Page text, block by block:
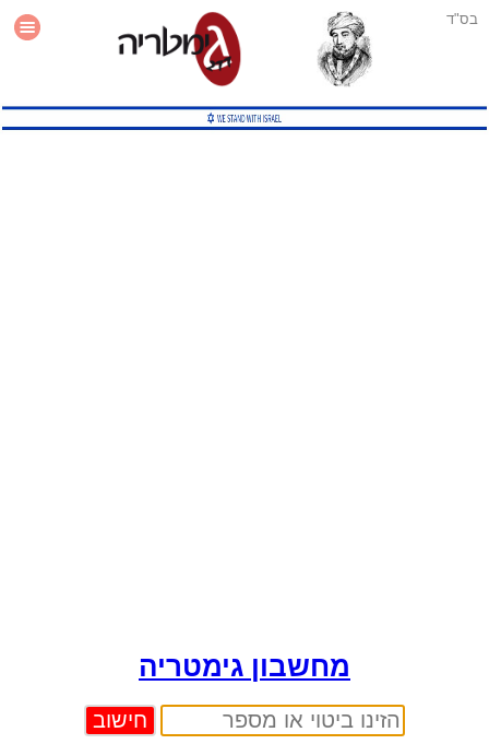
בס"ד
עזרה
מחשבון גימטריה